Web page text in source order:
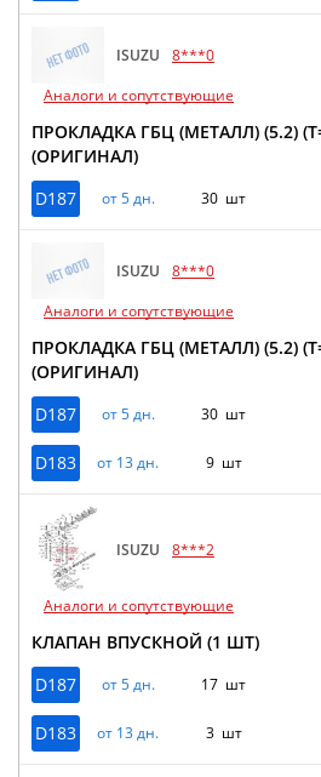
ISUZU
8***0
Аналоги и сопутствующие
ПРОКЛАДКА ГБЦ (МЕТАЛЛ) (5.2)
(ОРИГИНАЛ)
D187
от 5 дн. 30 шт
ISUZU
8***0
Аналоги и сопутствующие
ПРОКЛАДКА ГБЦ (МЕТАЛЛ) (5.2)
(ОРИГИНАЛ)
D187
от 5 дн. 30 шт
D183 от 13 дн. 9 шт
ISUZU 8***2
Аналоги и сопутствующие
КЛАПАН ВПУСКНОЙ (1 ШТ)
D187
от 5 дн. 17 шт
D183 от 13 дн. 3 шт